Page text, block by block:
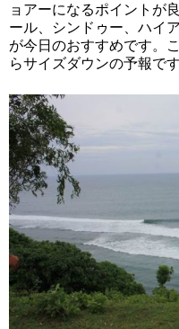
ョアーになるポイントが
ール、シンドゥー、ハイ
が今日のおすすめです。
らサイズダウンの予報です